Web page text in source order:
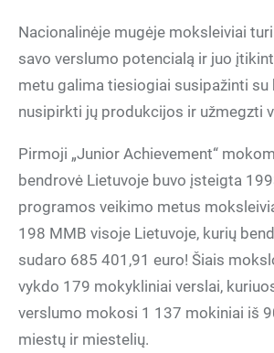
Nacionalinėje mugėje moksleiviai
savo verslumo potencialą ir juo
metu galima tiesiogiai susipažinti su
nusipirkti jų produkcijos ir užmegzti
Pirmoji „Junior Achievement“
bendrovė Lietuvoje buvo įsteigta
programos veikimo metus
198 MMB visoje Lietuvoje, kurių
sudaro 685 401,91 euro! Šiais
vykdo 179 mokykliniai verslai,
verslumo mokosi 1 137 mokiniai iš
miestų ir miestelių.